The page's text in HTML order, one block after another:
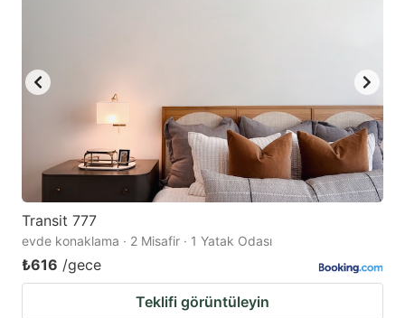
Transit 777
evde konaklama · 2 Misafir · 1 Yatak Odası
₺616 /gece
Teklifi görüntüleyin